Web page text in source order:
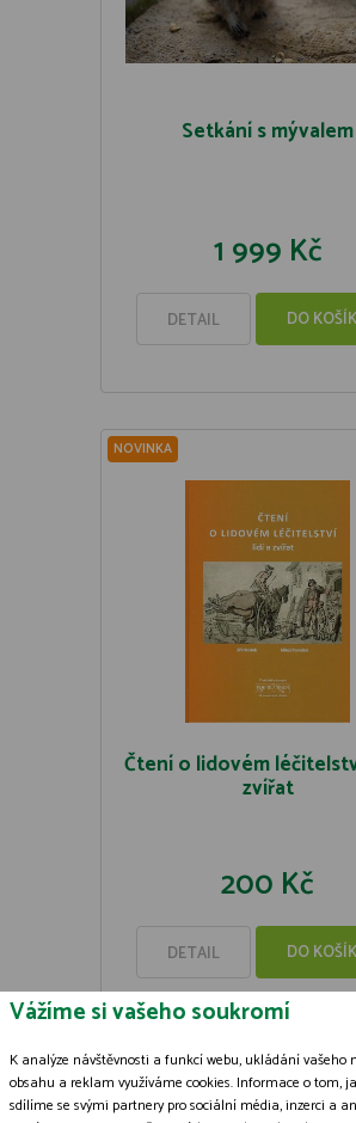
Setkání s mývalem
1 999 Kč
DETAIL DO
NOVINKA
Čtení o lidovém
zvířat
200 Kč
DETAIL DO
Vážíme si vašeho soukromí
K analýze návštěvnosti a funkcí webu, ukládání vašeho
obsahu a reklam využíváme cookies. Informace o tom,
sdílíme se svými partnery pro sociální média, inzerci a